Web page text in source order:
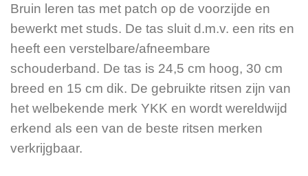
was:
€169,95.
is:
€99,95.
Bruin leren tas met patch op de voorzijde en
bewerkt met studs. De tas sluit d.m.v. een rits en
heeft een verstelbare/afneembare
schouderband. De tas is 24,5 cm hoog, 30 cm
breed en 15 cm dik. De gebruikte ritsen zijn van
het welbekende merk YKK en wordt wereldwijd
erkend als een van de beste ritsen merken
verkrijgbaar.